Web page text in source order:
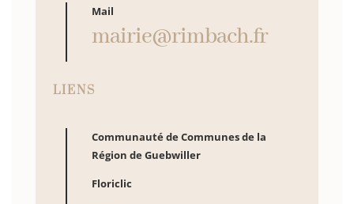
Mail
mairie@rimbach.fr
LIENS
Communauté de Communes de la
Région de Guebwiller
Floriclic